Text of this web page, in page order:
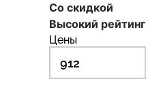
Со скидкой
Высокий рейтинг
Цены